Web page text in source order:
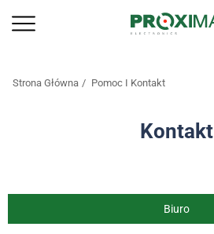
Strona Główna Pomoc I Kontakt
Kontakt
Biuro